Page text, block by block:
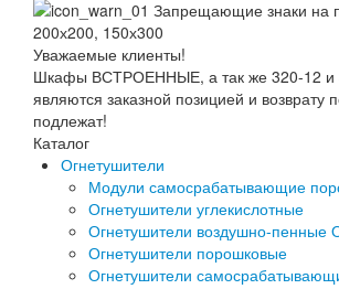
Уважаемые клиенты!
Шкафы ВСТРОЕННЫЕ, а так же 320-12 и
являются заказной позицией и возврату
подлежат!
Каталог
Огнетушители
Модули самосрабатывающие
Огнетушители углекислотные
Огнетушители воздушно-пенные
Огнетушители порошковые
Огнетушители